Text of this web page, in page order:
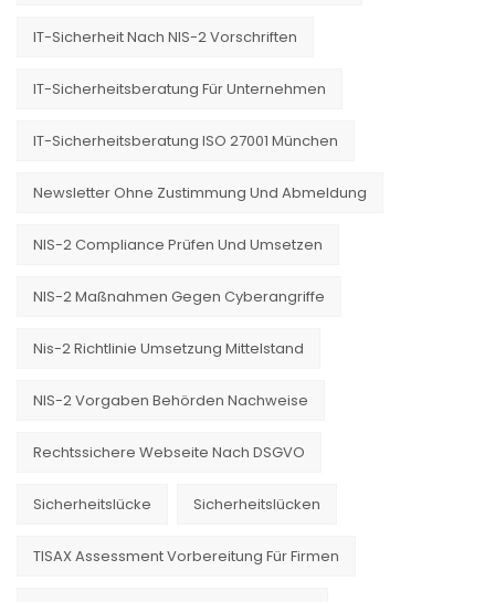
IT-Sicherheit Nach NIS-2 Vorschriften
IT-Sicherheitsberatung Für Unternehmen
IT-Sicherheitsberatung ISO 27001 München
Newsletter Ohne Zustimmung Und Abmeldung
NIS-2 Compliance Prüfen Und Umsetzen
NIS-2 Maßnahmen Gegen Cyberangriffe
Nis-2 Richtlinie Umsetzung Mittelstand
NIS-2 Vorgaben Behörden Nachweise
Rechtssichere Webseite Nach DSGVO
Sicherheitslücke Sicherheitslücken
TISAX Assessment Vorbereitung Für Firmen